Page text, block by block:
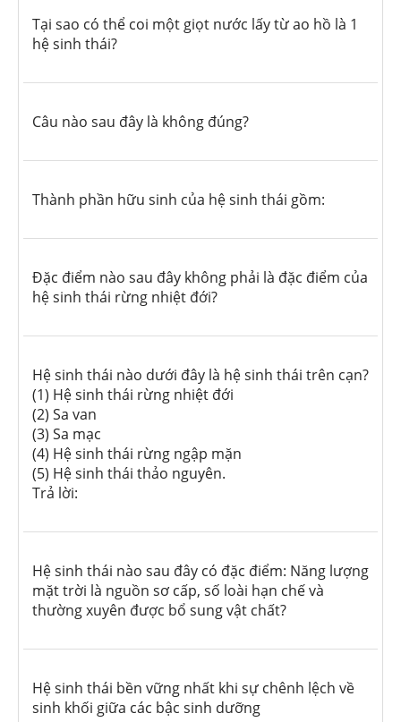
Tại sao có thể coi một giọt nước lấy từ ao hồ là 1
hệ sinh thái?
Câu nào sau đây là không đúng?
Thành phần hữu sinh của hệ sinh thái gồm:
Đặc điểm nào sau đây không phải là đặc điểm của
hệ sinh thái rừng nhiệt đới?
Hệ sinh thái nào dưới đây là hệ sinh thái trên cạn?
(1) Hệ sinh thái rừng nhiệt đới
(2) Sa van
(3) Sa mạc
(4) Hệ sinh thái rừng ngập mặn
(5) Hệ sinh thái thảo nguyên.
Trả lời:
Hệ sinh thái nào sau đây có đặc điểm: Năng lượng
mặt trời là nguồn sơ cấp, số loài hạn chế và
thường xuyên được bổ sung vật chất?
Hệ sinh thái bền vững nhất khi sự chênh lệch về
sinh khối giữa các bậc sinh dưỡng